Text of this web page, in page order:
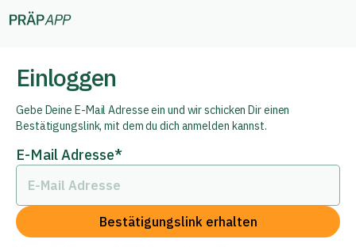
Einloggen
Gebe Deine E-Mail Adresse ein und wir schicken Dir einen
Bestätigungslink, mit dem du dich anmelden kannst.
E-Mail Adresse*
Bestätigungslink erhalten